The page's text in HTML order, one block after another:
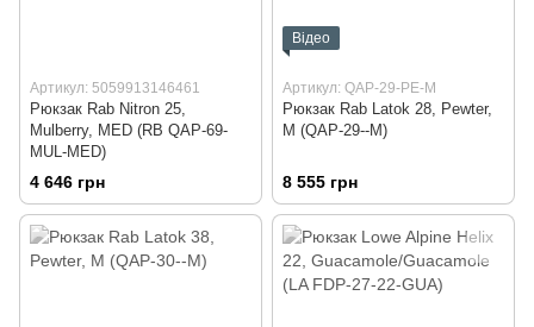
Артикул: 5059913146461
Рюкзак Rab Nitron 25,
Mulberry, MED (RB QAP-69-
MUL-MED)
4 646 грн
Відео
Артикул: QAP-29-PE-M
Рюкзак Rab Latok 28, Pewter,
M (QAP-29--M)
8 555 грн